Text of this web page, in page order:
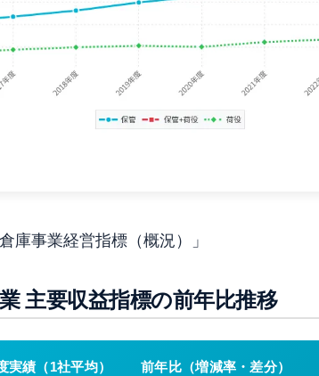
庫事業経営指標（概況）」
主要収益指標の前年比推移
実績（1社平均） 前年比（増減率・差分）